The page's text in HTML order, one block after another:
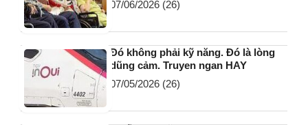
07/06/2026 (26)
Đó không phải kỹ năng. Đó là lòng
dũng cảm. Truyen ngan HAY
07/05/2026 (26)